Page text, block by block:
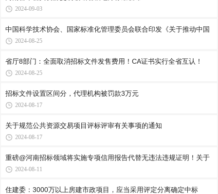
2024-09-03
中国科学技术协会、国家标准化管理委员会联合印发《关于推动中国
2024-08-25
省厅8部门：全面取消招标文件发售费用！CA证书实行全省互认！
2024-08-25
招标文件设置区间分，代理机构被罚款3万元
2024-08-17
关于规范公共资源交易项目评标评审有关事项的通知
2024-08-17
重磅@河南招标领域将实施专项信用报告代替无违法违规证明！关于
2024-08-11
住建委：3000万以上房建市政项目，应当采用评定分离确定中标